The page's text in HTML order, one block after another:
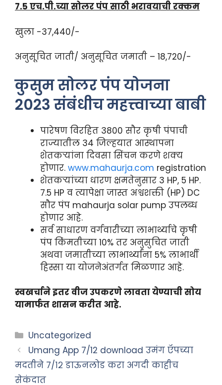
7.5 एच.पी.च्या सोलर पंप साठी भरावयाची रक्कम
खुला -37,440/-
अनुसूचित जाती/ अनुसूचित जमाती – 18,720/-
कुसुम सोलर पंप योजना
2023 संबंधीच महत्त्वाच्या बाबी
पारेषण विरहित 3800 सौर कृषी पंपाची
राज्यातील 34 जिल्हयात आस्थापना
शेतकऱ्यांना दिवसा सिंचन करणे शक्य
होणार. www.mahaurja.com registration
शेतकऱ्यांच्या धारण क्षमतेनुसार 3 HP, 5 HP.
7.5 HP व त्यापेक्षा जास्त अश्वशक्ती (HP) DC
सौर पंप mahaurja solar pump उपलब्ध
होणार आहे.
सर्व साधारण वर्गवारीच्या लाभार्थ्याचे कृषी
पंप किंमतीच्या 10% तर अनुसुचित जाती
अथवा जमातीच्या लाभार्थ्यांना 5% लाभार्थी
हिस्सा या योजनेअंतर्गत मिळणार आहे.
स्वखर्चाने इतर वीज उपकरणे लावता येण्याची सोय
यामार्फत शासन करीत आहे.
Categories
Uncategorized
Umang App 7/12 download उमंग ऍपच्या
मदतीने ७/१२ डाऊनलोड करा अगदी काहीच
सेकंदात